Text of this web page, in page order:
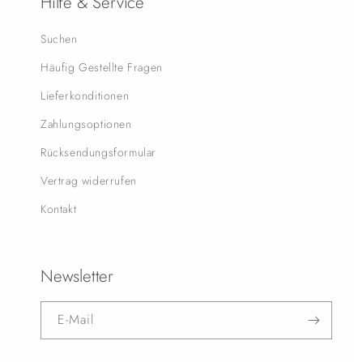
Suchen
Häufig Gestellte Fragen
Lieferkonditionen
Zahlungsoptionen
Rücksendungsformular
Vertrag widerrufen
Kontakt
Newsletter
E-Mail